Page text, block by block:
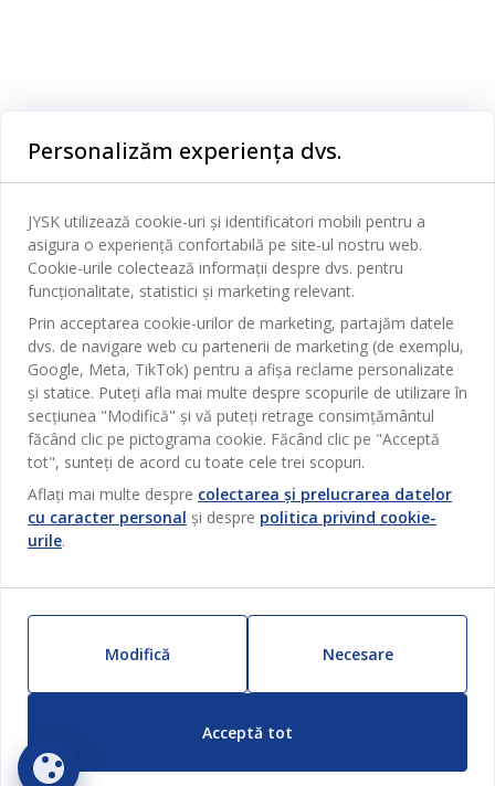
Categorii
Dormitor
Baie
Birou
Bucătărie
Depozitare
Perdele
Grădină
Pentru casă
Outlet
Campanie
Serviciul clienți
Contact Relații Clienți
Magazine și program
Broșură
Termeni si conditii vânzări online
Garantia prețului
Garanția Produselor
Politica de confidentialitate
Card cadou
Beneficii pentru clienți
Livrare
Setări Cookie-uri
JYSK
Despre JYSK
JYSK.com
Presă
Locuri de muncă
Newsletter
Inspirație
Link-uri utile
Sustenabilitate
SEDIU CENTRAL
TAROL-DD S.R.L. str. Jubiliara, 41A mun. Chișinău, Republica
Moldova
JYSK BUSINESS TO BUSINESS
Vânzări și relații clienți persoane juridice
Telefon: 060 531 531
E-mail: jysk@jysk.md
JYSK RELAȚII CLIENȚI
Contact Relații Clienți
Telefon: 022 022 030
E-mail: support@jysk.md
Urmărește Jysk
Personalizăm experiența dvs.
JYSK utilizează cookie-uri și identificatori mobili pentru a
asigura o experiență confortabilă pe site-ul nostru web.
Cookie-urile colectează informații despre dvs. pentru
funcționalitate, statistici și marketing relevant.
Prin acceptarea cookie-urilor de marketing, partajăm datele
dvs. de navigare web cu partenerii de marketing (de exemplu,
Google, Meta, TikTok) pentru a afișa reclame personalizate
și statice. Puteți afla mai multe despre scopurile de utilizare în
secțiunea "Modifică" și vă puteți retrage consimțământul
făcând clic pe pictograma cookie. Făcând clic pe "Acceptă
tot", sunteți de acord cu toate cele trei scopuri.
Aflați mai multe despre colectarea și prelucrarea datelor
cu caracter personal și despre politica privind cookie-
urile.
Modifică Necesare
Acceptă tot